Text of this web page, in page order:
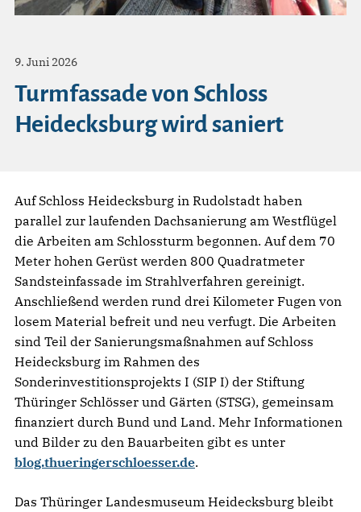
9. Juni 2026
Turmfassade von Schloss
Heidecksburg wird saniert
Auf Schloss Heidecksburg in Rudolstadt haben
parallel zur laufenden Dachsanierung am Westflügel
die Arbeiten am Schlossturm begonnen. Auf dem 70
Meter hohen Gerüst werden 800 Quadratmeter
Sandsteinfassade im Strahlverfahren gereinigt.
Anschließend werden rund drei Kilometer Fugen von
losem Material befreit und neu verfugt. Die Arbeiten
sind Teil der Sanierungsmaßnahmen auf Schloss
Heidecksburg im Rahmen des
Sonderinvestitionsprojekts I (SIP I) der Stiftung
Thüringer Schlösser und Gärten (STSG), gemeinsam
finanziert durch Bund und Land. Mehr Informationen
und Bilder zu den Bauarbeiten gibt es unter
blog.thueringerschloesser.de.
Das Thüringer Landesmuseum Heidecksburg bleibt